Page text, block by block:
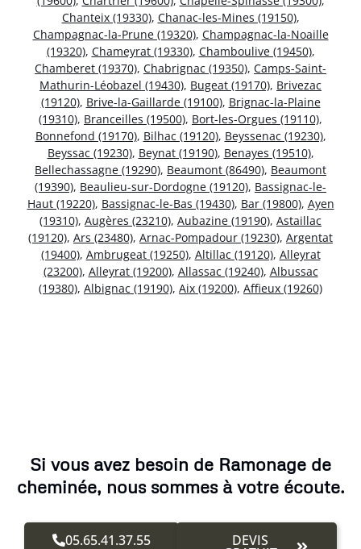
Chanteix (19330), Chanac-les-Mines (19150),
Champagnac-la-Prune (19320), Champagnac-la-Noaille
(19320), Chameyrat (19330), Chamboulive (19450),
Chamberet (19370), Chabrignac (19350), Camps-Saint-
Mathurin-Léobazel (19430), Bugeat (19170), Brivezac
(19120), Brive-la-Gaillarde (19100), Brignac-la-Plaine
(19310), Branceilles (19500), Bort-les-Orgues (19110),
Bonnefond (19170), Bilhac (19120), Beyssenac (19230),
Beyssac (19230), Beynat (19190), Benayes (19510),
Bellechassagne (19290), Beaumont (86490), Beaumont
(19390), Beaulieu-sur-Dordogne (19120), Bassignac-le-
Haut (19220), Bassignac-le-Bas (19430), Bar (19800), Ayen
(19310), Augères (23210), Aubazine (19190), Astaillac
(19120), Ars (23480), Arnac-Pompadour (19230), Argentat
(19400), Ambrugeat (19250), Altillac (19120), Alleyrat
(23200), Alleyrat (19200), Allassac (19240), Albussac
(19380), Albignac (19190), Aix (19200), Affieux (19260)
Si vous avez besoin de Ramonage de
cheminée, nous sommes à votre écoute.
05.65.41.37.55 DEVIS